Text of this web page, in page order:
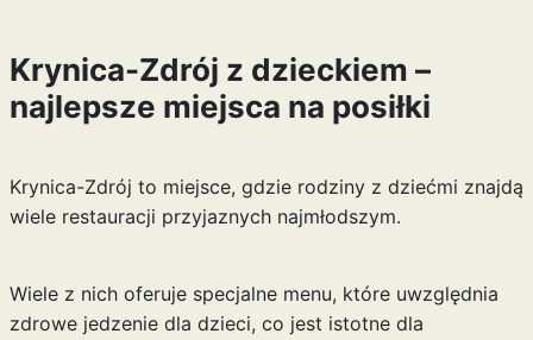
Krynica-Zdrój z dzieckiem –
najlepsze miejsca na posiłki
Krynica-Zdrój to miejsce, gdzie rodziny z dziećmi znajdą
wiele restauracji przyjaznych najmłodszym.
Wiele z nich oferuje specjalne menu, które uwzględnia
zdrowe jedzenie dla dzieci, co jest istotne dla